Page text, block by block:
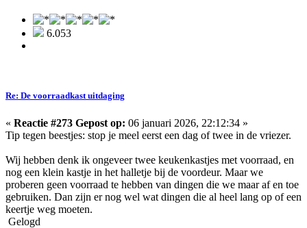
6.053
Re: De voorraadkast uitdaging
« Reactie #273 Gepost op: 06 januari 2026, 22:12:34 »
Tip tegen beestjes: stop je meel eerst een dag of twee in de vriezer.
Wij hebben denk ik ongeveer twee keukenkastjes met voorraad, en
nog een klein kastje in het halletje bij de voordeur. Maar we
proberen geen voorraad te hebben van dingen die we maar af en toe
gebruiken. Dan zijn er nog wel wat dingen die al heel lang op of een
keertje weg moeten.
Gelogd